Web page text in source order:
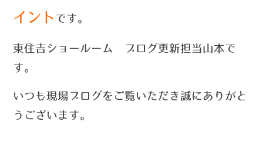
イント です。
東住吉ショールーム ブログ更新担当山本で
す。
いつ も現場ブログをご覧いただき誠にありがと
うございます。